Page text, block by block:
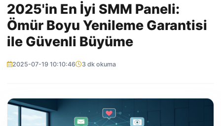
2025'in En İyi SMM Paneli:
Ömür Boyu Yenileme Garantisi
ile Güvenli Büyüme
2025-07-19 10:10:46 3 dk okuma